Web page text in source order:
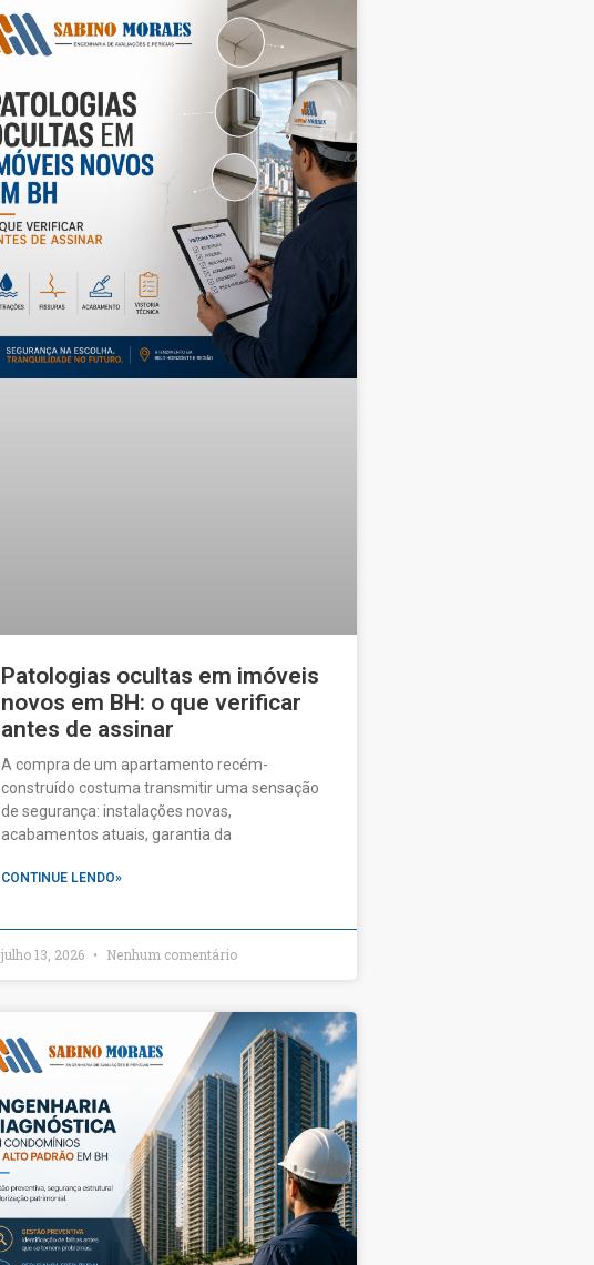
Patologias ocultas em imóveis
novos em BH: o que verificar
antes de assinar
A compra de um apartamento recém-
construído costuma transmitir uma sensação
de segurança: instalações novas,
acabamentos atuais, garantia da
CONTINUE LENDO»
julho 13, 2026 Nenhum comentário